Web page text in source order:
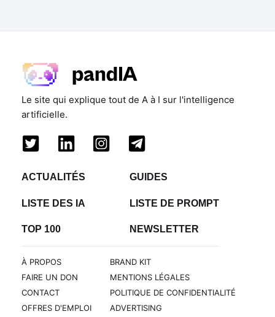
Le site qui explique tout de A à I sur l'intelligence
artificielle.
ACTUALITÉS GUIDES
LISTE DES IA LISTE DE PROMPT
TOP 100 NEWSLETTER
À PROPOS
FAIRE UN DON
CONTACT
OFFRES D'EMPLOI
BRAND KIT
MENTIONS LÉGALES
POLITIQUE DE CONFIDENTIALITÉ
ADVERTISING